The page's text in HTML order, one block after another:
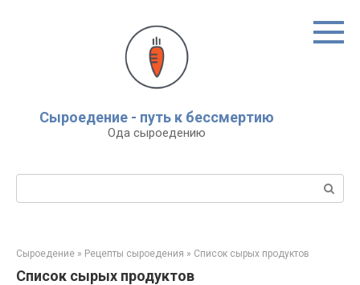
Сыроедение - путь к бессмертию
Ода сыроедению
Поиск:
Сыроедение » Рецепты сыроедения » Список сырых продуктов
Список сырых продуктов